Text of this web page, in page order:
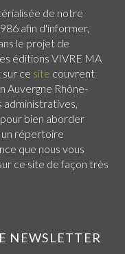
de notre
afin d'informer,
le projet de
éditions VIVRE MA
ce site couvrent
Auvergne Rhône-
bien aborder
un répertoire
que nous vous
ce site de façon très
NEWSLETTER